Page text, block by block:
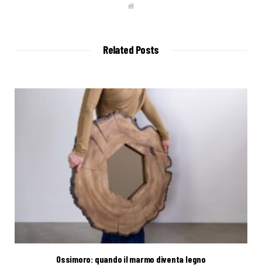
W
Related Posts
Ossimoro: quando il marmo diventa legno